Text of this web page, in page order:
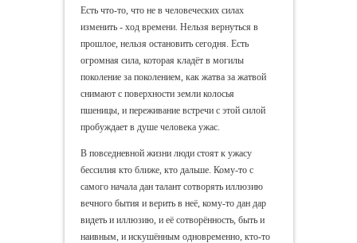
Есть что-то, что не в человеческих силах
изменить - ход времени. Нельзя вернуться в
прошлое, нельзя остановить сегодня. Есть
огромная сила, которая кладёт в могилы
поколение за поколением, как жатва за жатвой
снимают с поверхности земли колосья
пшеницы, и переживание встречи с этой силой
пробуждает в душе человека ужас.
В повседневной жизни люди стоят к ужасу
бессилия кто ближе, кто дальше. Кому-то с
самого начала дан талант сотворять иллюзию
вечного бытия и верить в неё, кому-то дан дар
видеть и иллюзию, и её сотворённость, быть и
наивным, и искушённым одновременно, кто-то